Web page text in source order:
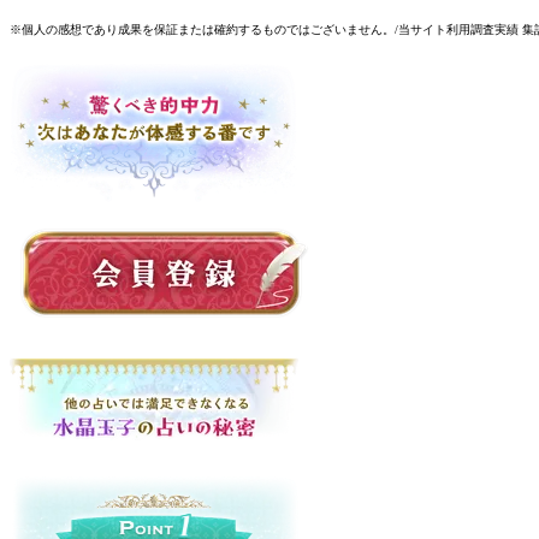
※個人の感想であり成果を保証または確約するものではございません。/当サイト利用調査実績 集